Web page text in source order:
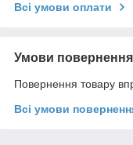
Всі умови оплати
Умови повернення
Повернення товару
Всі умови